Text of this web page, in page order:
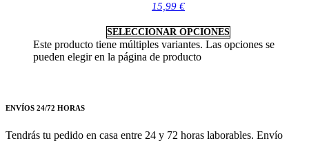
15,99 €
SELECCIONAR OPCIONES
Este producto tiene múltiples variantes. Las opciones se
pueden elegir en la página de producto
ENVÍOS 24/72 HORAS
Tendrás tu pedido en casa entre 24 y 72 horas laborables. Envío